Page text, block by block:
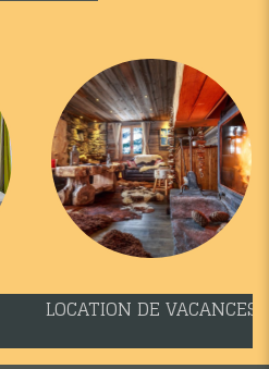
LOCATION DE VACANCES